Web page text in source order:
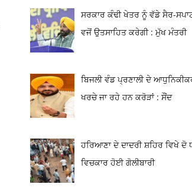
ਸਰਕਾਰ ਕੰਢੀ ਖੇਤਰ ਨੂੰ ਵੱਡੇ ਸੈਰ-
ਵਜੋਂ ਉਤਸਾਹਿਤ ਕਰੇਗੀ : ਮੁੱਖ ਮੰਤਰੀ
ਬਿਜਲੀ ਵੰਡ ਪ੍ਰਣਾਲੀ ਦੇ
ਖਰਚੇ ਜਾ ਰਹੇ ਹਨ ਕਰੋੜਾਂ : ਸੌਂਦ
ਹਰਿਆਣਾ ਦੇ ਦਾਦਰੀ ਸ਼ਹਿਰ ਵਿਖੇ ਦੋ
ਵਿਚਕਾਰ ਹੋਈ ਗੋਲੀਬਾਰੀ